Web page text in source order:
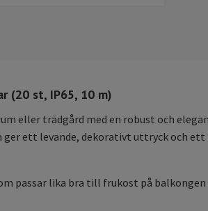
(20 st, IP65, 10 m)
eller trädgård med en robust och
ger ett levande, dekorativt uttryck och ett
passar lika bra till frukost på